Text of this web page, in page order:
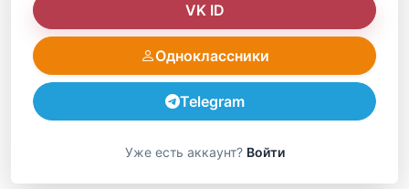
VK ID
Одноклассники
Telegram
Уже есть аккаунт? Войти